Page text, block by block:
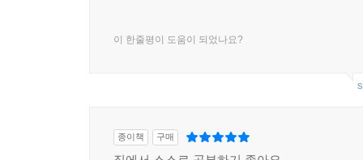
이 한줄평이 도움이 되었나요?
종이책 구매